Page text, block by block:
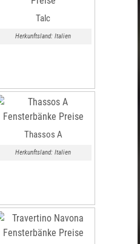
Talc
Herkunftsland: Italien
Thassos A
Herkunftsland: Italien